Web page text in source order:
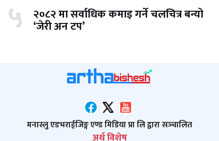
५ २०८२ मा सर्वाधिक कमाइ गर्ने चलचित्र बन्यो
‘जेरी अन टप’
मनास्लु एडभराईजिङ्ग एण्ड मिडिया प्रा लि द्वारा सञ्‍चालित
अर्थ विशेष